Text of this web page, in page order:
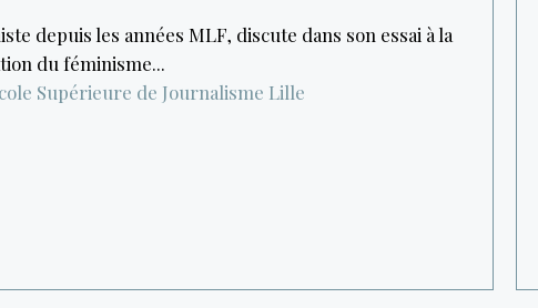
depuis les années MLF, discute dans son essai à la
du féminisme...
Supérieure de Journalisme Lille